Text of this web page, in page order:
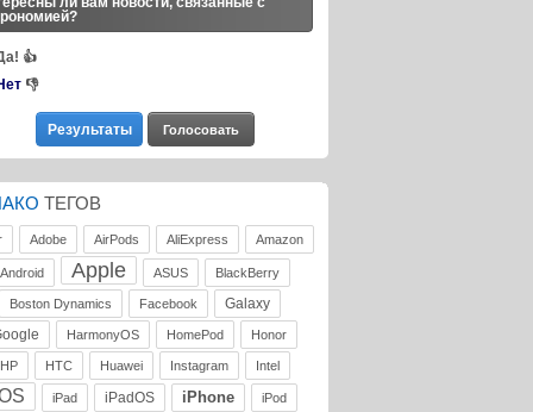
👍
👎
ТЕГОВ
Adobe AirPods AliExpress Amazon
Android Apple ASUS BlackBerry
Boston Dynamics Facebook
Galaxy
HarmonyOS HomePod Honor
HP HTC Huawei Instagram Intel
iPad iPadOS iPhone iPod